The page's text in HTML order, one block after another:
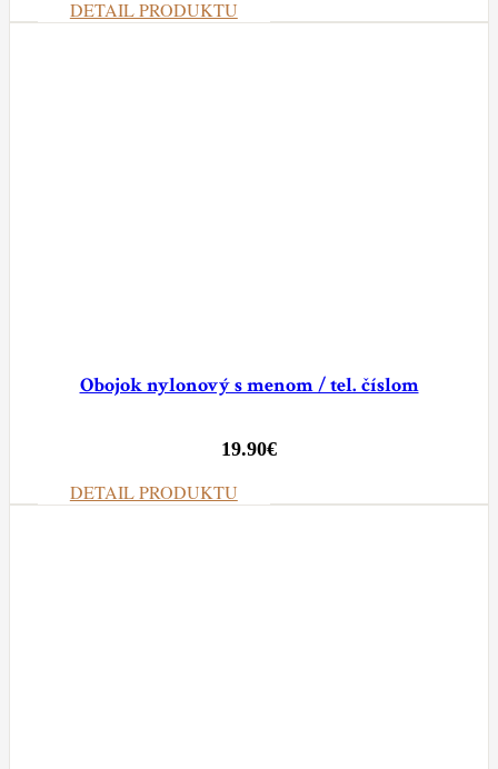
DETAIL PRODUKTU
Obojok nylonový s menom / tel. číslom
19.90€
DETAIL PRODUKTU